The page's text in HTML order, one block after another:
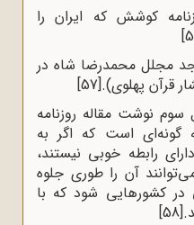
کوشش که ایران را
مجلل محمدرضا شاه در
قرآن پهلوی).[57]
سوم نوشت مقاله روزنامه
گونه‌ای است که اگر به
رابطه خوبی نیستند،
آن را طوری جلوه
در کشورهایی شود که با
[58]